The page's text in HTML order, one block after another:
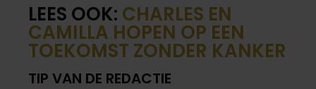
LEES OOK: CHARLES EN
CAMILLA HOPEN OP EEN
TOEKOMST ZONDER KANKER
TIP VAN DE REDACTIE